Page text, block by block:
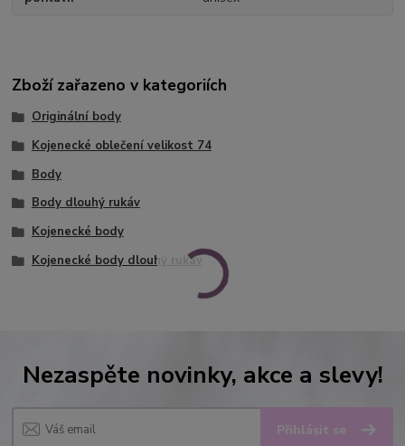
Zboží zařazeno v kategoriích
Originální body
Kojenecké oblečení velikost 74
Body
Body dlouhý rukáv
Kojenecké body
Kojenecké body dlouhý rukáv
Nezaspěte novinky, akce a slevy!
Přihlásit se